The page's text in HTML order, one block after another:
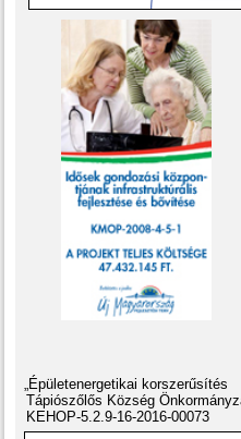
„Épületenergetikai korszerűsítés
Tápiószőlős Község
KEHOP-5.2.9-16-2016-00073